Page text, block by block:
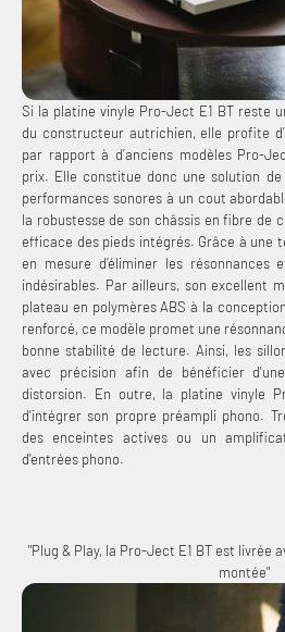
Si la platine vinyle Pro-Ject E1 BT reste
du constructeur autrichien, elle profite
par rapport à d’anciens modèles Pro-
prix. Elle constitue donc une solution
performances sonores à un cout
la robustesse de son châssis en fibre de
efficace des pieds intégrés. Grâce à une
en mesure d’éliminer les résonnances
indésirables. Par ailleurs, son excellent
plateau en polymères ABS à la
renforcé, ce modèle promet une
bonne stabilité de lecture. Ainsi, les
avec précision afin de bénéficier
distorsion. En outre, la platine vinyle
d'intégrer son propre préampli phono.
des enceintes actives ou un
d'entrées phono.
"Plug & Play, la Pro-Ject E1 BT est livrée
montée"